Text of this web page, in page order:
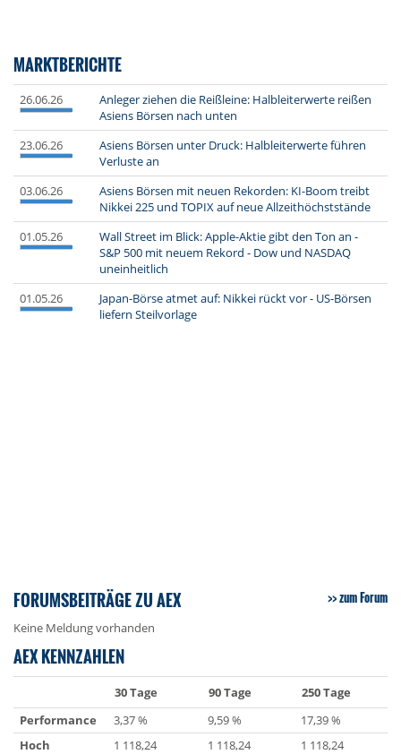
MARKTBERICHTE
26.06.26
Anleger ziehen die Reißleine: Halbleiterwerte reißen
Asiens Börsen nach unten
23.06.26
Asiens Börsen unter Druck: Halbleiterwerte führen
Verluste an
03.06.26
Asiens Börsen mit neuen Rekorden: KI-Boom treibt
Nikkei 225 und TOPIX auf neue Allzeithöchststände
01.05.26
Wall Street im Blick: Apple-Aktie gibt den Ton an -
S&P 500 mit neuem Rekord - Dow und NASDAQ
uneinheitlich
01.05.26
Japan-Börse atmet auf: Nikkei rückt vor - US-Börsen
liefern Steilvorlage
FORUMSBEITRÄGE ZU AEX zum Forum
Keine Meldung vorhanden
AEX KENNZAHLEN
30 Tage 90 Tage
250 Tage
Performance
3,37 % 9,59 %
17,39 %
Hoch
1 118,24 1 118,24
1 118,24